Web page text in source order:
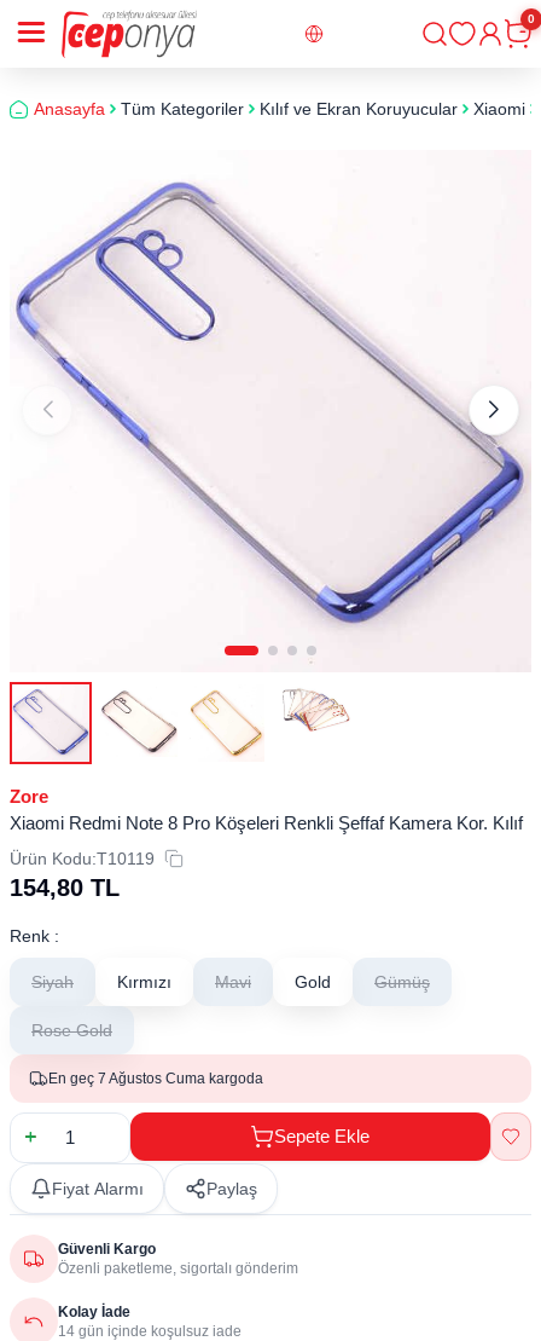
Giriş
0
Anasayfa Tüm Kategoriler Kılıf ve Ekran Koruyucular Xiaomi
Zore
Xiaomi Redmi Note 8 Pro Köşeleri Renkli Şeffaf Kamera Kor. Kılıf
Ürün Kodu:T10119
154,80 TL
Renk :
Siyah Kırmızı Mavi Gold Gümüş
Rose Gold
En geç 7 Ağustos Cuma kargoda
Sepete Ekle
Fiyat Alarmı Paylaş
Güvenli Kargo
Özenli paketleme, sigortalı gönderim
Kolay İade
14 gün içinde koşulsuz iade